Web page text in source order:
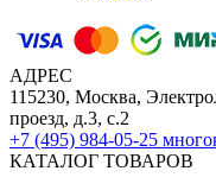
АДРЕС
115230, Москва,
проезд, д.3, с.2
+7 (495) 984-05-25
КАТАЛОГ ТОВАРОВ